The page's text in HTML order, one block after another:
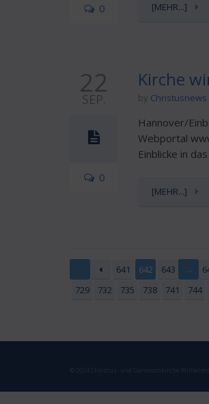
0 [MEHR...]
22
SEP.
0
Kirche
by Christusnews
Hannover/
Webportal
Einblicke in das
[MEHR...]
641 642 643 …
729
732 735 738 741 744
© 2024 Christus- und Garnisonkirche